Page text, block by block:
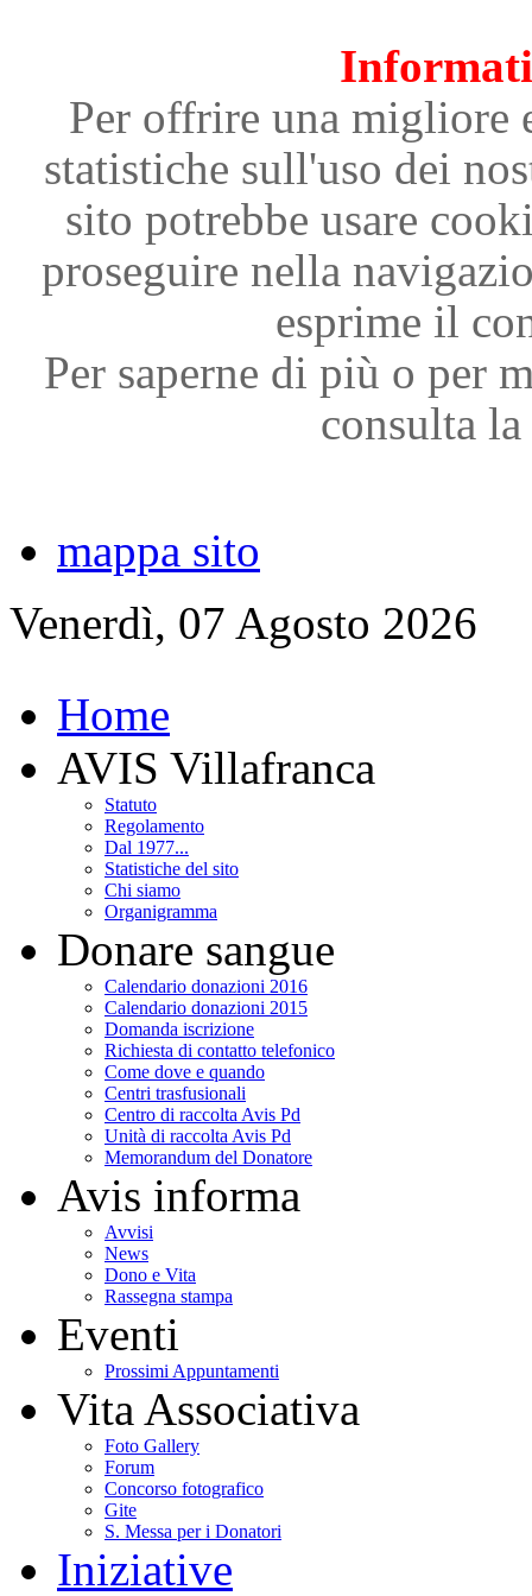
Per offrire una migliore
statistiche sull'uso dei
sito potrebbe usare
proseguire nella
esprime il
Per saperne di più o per
consulta
mappa sito
Venerdì, 07 Agosto 2026
Home
AVIS Villafranca
Statuto
Regolamento
Dal 1977...
Statistiche del sito
Chi siamo
Organigramma
Donare sangue
Calendario donazioni 2016
Calendario donazioni 2015
Domanda iscrizione
Richiesta di contatto telefonico
Come dove e quando
Centri trasfusionali
Centro di raccolta Avis Pd
Unità di raccolta Avis Pd
Memorandum del Donatore
Avis informa
Avvisi
News
Dono e Vita
Rassegna stampa
Eventi
Prossimi Appuntamenti
Vita Associativa
Foto Gallery
Forum
Concorso fotografico
Gite
S. Messa per i Donatori
Iniziative